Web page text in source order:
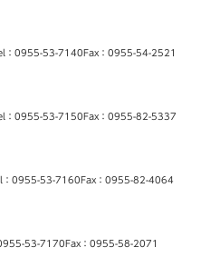
：0955-53-7140Fax：0955-54-2521
：0955-53-7150Fax：0955-82-5337
：0955-53-7160Fax：0955-82-4064
53-7170Fax：0955-58-2071